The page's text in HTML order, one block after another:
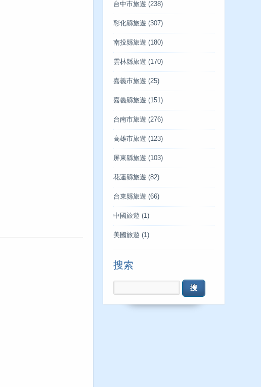
台中市旅遊 (238)
彰化縣旅遊 (307)
南投縣旅遊 (180)
雲林縣旅遊 (170)
嘉義市旅遊 (25)
嘉義縣旅遊 (151)
台南市旅遊 (276)
高雄市旅遊 (123)
屏東縣旅遊 (103)
花蓮縣旅遊 (82)
台東縣旅遊 (66)
中國旅遊 (1)
美國旅遊 (1)
搜索